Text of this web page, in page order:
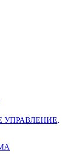
УПРАВЛЕНИЕ,